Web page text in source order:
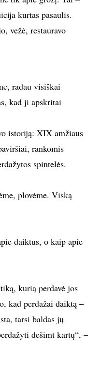
kurtas pasaulis.
vežė, restauravo
radau visiškai
kad ji apskritai
istoriją: XIX amžiaus
rankomis
spintelės.
plovėme. Viską
daiktus, o kaip apie
kurią perdavė jos
kad perdažai daiktą –
tarsi baldas jų
dešimt kartų“, –